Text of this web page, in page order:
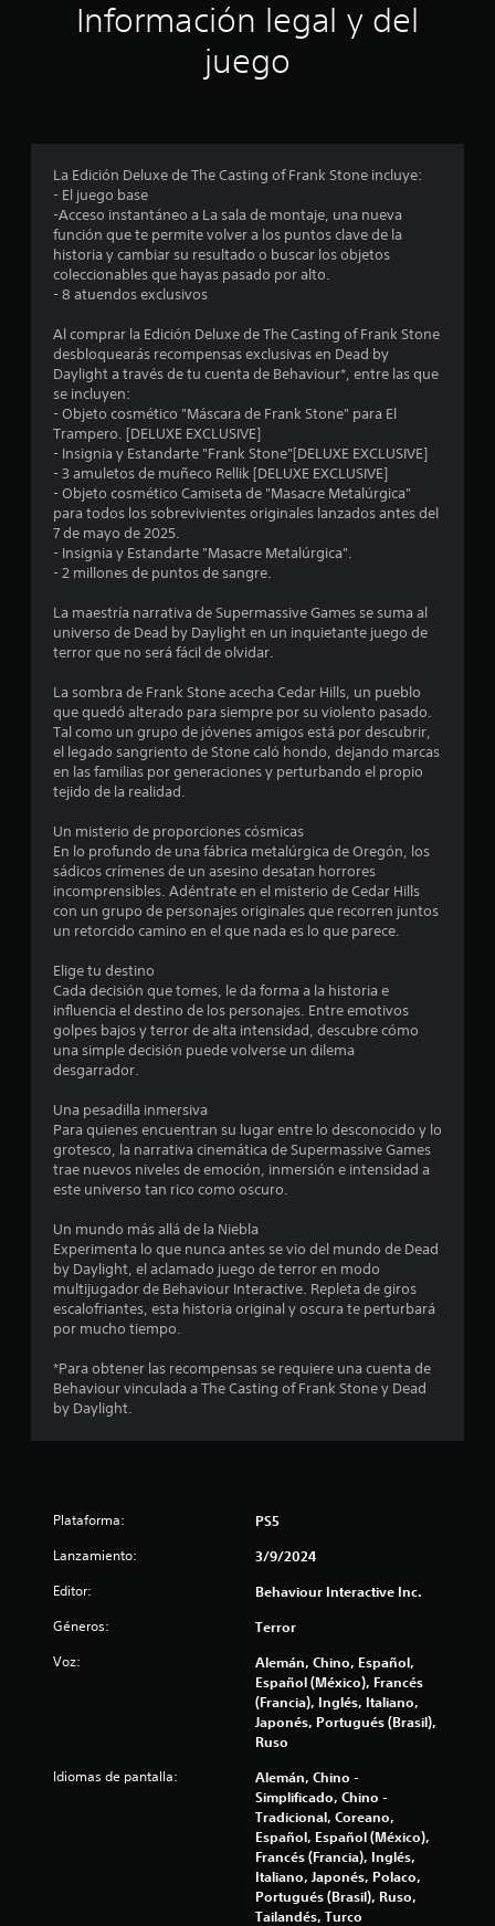
ó
o
m
i
o
3
.
e
t
r
e
l
a
e
i
n
o
e
s
t
r
e
s
n
u
o
t
Información legal y del
juego
La Edición Deluxe de The Casting of Frank Stone incluye:
- El juego base
-Acceso instantáneo a La sala de montaje, una nueva
función que te permite volver a los puntos clave de la
historia y cambiar su resultado o buscar los objetos
coleccionables que hayas pasado por alto.
- 8 atuendos exclusivos
Al comprar la Edición Deluxe de The Casting of Frank Stone
desbloquearás recompensas exclusivas en Dead by
Daylight a través de tu cuenta de Behaviour*, entre las que
se incluyen:
- Objeto cosmético "Máscara de Frank Stone" para El
Trampero. [DELUXE EXCLUSIVE]
- Insignia y Estandarte "Frank Stone"[DELUXE EXCLUSIVE]
- 3 amuletos de muñeco Rellik [DELUXE EXCLUSIVE]
- Objeto cosmético Camiseta de "Masacre Metalúrgica"
para todos los sobrevivientes originales lanzados antes del
7 de mayo de 2025.
- Insignia y Estandarte "Masacre Metalúrgica".
- 2 millones de puntos de sangre.
La maestría narrativa de Supermassive Games se suma al
universo de Dead by Daylight en un inquietante juego de
terror que no será fácil de olvidar.
La sombra de Frank Stone acecha Cedar Hills, un pueblo
que quedó alterado para siempre por su violento pasado.
Tal como un grupo de jóvenes amigos está por descubrir,
el legado sangriento de Stone caló hondo, dejando marcas
en las familias por generaciones y perturbando el propio
tejido de la realidad.
Un misterio de proporciones cósmicas
En lo profundo de una fábrica metalúrgica de Oregón, los
sádicos crímenes de un asesino desatan horrores
incomprensibles. Adéntrate en el misterio de Cedar Hills
con un grupo de personajes originales que recorren juntos
un retorcido camino en el que nada es lo que parece.
Elige tu destino
Cada decisión que tomes, le da forma a la historia e
influencia el destino de los personajes. Entre emotivos
golpes bajos y terror de alta intensidad, descubre cómo
una simple decisión puede volverse un dilema
desgarrador.
Una pesadilla inmersiva
Para quienes encuentran su lugar entre lo desconocido y lo
grotesco, la narrativa cinemática de Supermassive Games
trae nuevos niveles de emoción, inmersión e intensidad a
este universo tan rico como oscuro.
Un mundo más allá de la Niebla
Experimenta lo que nunca antes se vio del mundo de Dead
by Daylight, el aclamado juego de terror en modo
multijugador de Behaviour Interactive. Repleta de giros
escalofriantes, esta historia original y oscura te perturbará
por mucho tiempo.
*Para obtener las recompensas se requiere una cuenta de
Behaviour vinculada a The Casting of Frank Stone y Dead
by Daylight.
Plataforma: PS5
Lanzamiento: 3/9/2024
Editor: Behaviour Interactive Inc.
Géneros: Terror
Voz:
Alemán, Chino, Español,
Español (México), Francés
(Francia), Inglés, Italiano,
Japonés, Portugués (Brasil),
Ruso
Idiomas de pantalla:
Alemán, Chino -
Simplificado, Chino -
Tradicional, Coreano,
Español, Español (México),
Francés (Francia), Inglés,
Italiano, Japonés, Polaco,
Portugués (Brasil), Ruso,
Tailandés, Turco